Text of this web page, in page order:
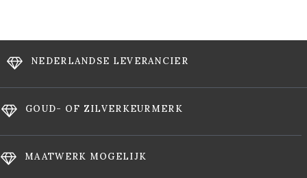
NEDERLANDSE LEVERANCIER
GOUD- OF ZILVERKEURMERK
MAATWERK MOGELIJK